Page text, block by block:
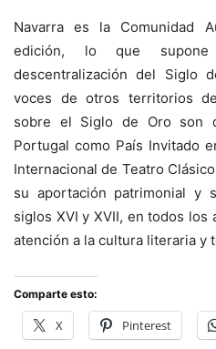
Navarra es la Comunidad
edición, lo que
descentralización del Siglo
voces de otros territorios
sobre el Siglo de Oro son
Portugal como País Invitado
Internacional de Teatro
su aportación patrimonial y
siglos XVI y XVII, en todos
atención a la cultura literaria y
Comparte esto:
X Pinterest